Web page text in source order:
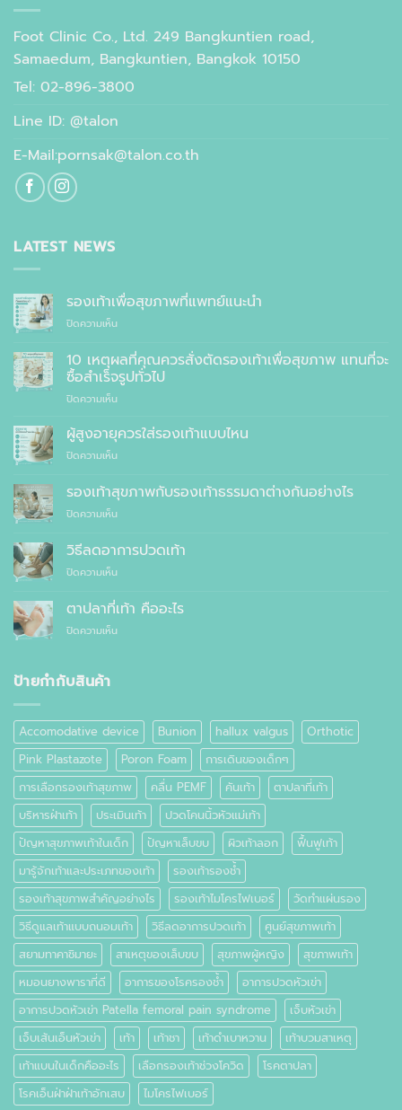
Foot Clinic Co., Ltd. 249 Bangkuntien road,
Samaedum, Bangkuntien, Bangkok 10150
Tel: 02-896-3800
Line ID: @talon
E-Mail:pornsak@talon.co.th
LATEST NEWS
รองเท้าเพื่อสุขภาพที่แพทย์แนะนำ
ปิดความเห็นบน
เพื่อ
สุขภาพ
ที่
แพทย์
10 เหตุผลที่คุณควรสั่งตัดรองเท้าเพื่อสุขภาพ แทนที่จะ
ซื้อสำเร็จรูปทั่วไป
ปิดความเห็นบน
เหตุผล
คุณ
สั่ง
ตัด
รองเท้า
สุขภาพ
สำเร็จรูป
ทั่วไป
ผู้สูงอายุควรใส่รองเท้าแบบไหน
ปิดความเห็นบน
สูง
อายุ
ควร
รองเท้า
ไหน
รองเท้าสุขภาพกับรองเท้าธรรมดาต่างกันอย่างไร
ปิดความเห็นบน
สุขภาพ
กับ
รองเท้า
ต่าง
อย่างไร
วิธีลดอาการปวดเท้า
ปิดความเห็นบน
ลด
อาการ
ปวด
ตาปลาที่เท้า คืออะไร
ปิดความเห็นบน
ป้ายกำกับสินค้า
Accomodative device Bunion hallux valgus
Orthotic
Pink Plastazote
Poron Foam
การเดินของเด็กๆ
การเลือกรองเท้าสุขภาพ
คลื่น PEMF คันเท้า
ตาปลาที่เท้า
บริหารฝ่าเท้า
ประเมินเท้า
ปวดโคนนิ้วหัวแม่เท้า
ปัญหาสุขภาพเท้าในเด็ก
ปัญหาเล็บขบ ผิวเท้าลอก
ฟื้นฟูเท้า
มารู้จักเท้าและประเภทของเท้า
รองเท้ารองช้ำ
รองเท้าสุขภาพสำคัญอย่างไร
รองเท้าไมโครไฟเบอร์
วัดทำแผ่นรอง
วิธีดูแลเท้าแบบถนอมเท้า
วิธีลดอาการปวดเท้า
ศูนย์สุขภาพเท้า
สยามทาคาชิมายะ
สาเหตุของเล็บขบ สุขภาพผู้หญิง
สุขภาพเท้า
หมอนยางพาราที่ดี
อาการของโรครองช้ำ
อาการปวดหัวเข่า
อาการปวดหัวเข่า Patella femoral pain syndrome
เจ็บหัวเข่า
เจ็บเส้นเอ็นหัวเข่า
เท้า เท้าชา เท้าดำเบาหวาน
เท้าบวมสาเหตุ
เท้าแบนในเด็กคืออะไร
เลือกรองเท้าช่วงโควิด
โรคตาปลา
โรคเอ็นฝ่าฝ่าเท้าอักเสบ
ไมโครไฟเบอร์